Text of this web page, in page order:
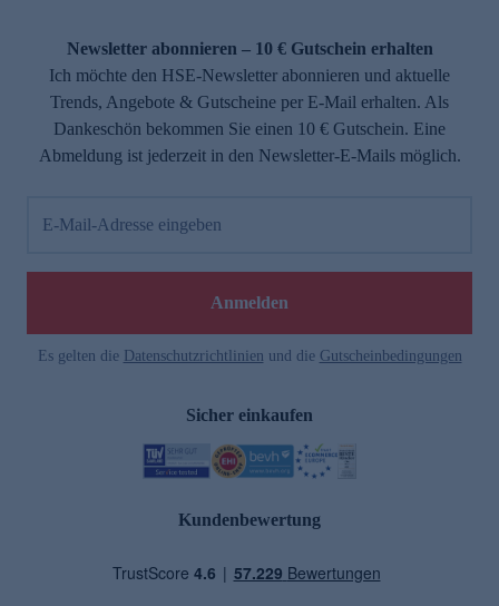
Newsletter abonnieren – 10 € Gutschein erhalten
Ich möchte den HSE-Newsletter abonnieren und aktuelle
Trends, Angebote & Gutscheine per E-Mail erhalten. Als
Dankeschön bekommen Sie einen 10 € Gutschein. Eine
Abmeldung ist jederzeit in den Newsletter-E-Mails möglich.
E-Mail-Adresse eingeben
Anmelden
Es gelten die Datenschutzrichtlinien und die Gutscheinbedingungen
Sicher einkaufen
Kundenbewertung